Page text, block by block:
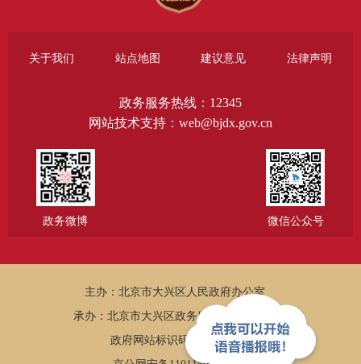
关于我们 站点地图 建议意见 法律声明
政务服务热线：12345
网站技术支持：web@bjdx.gov.cn
政务微博 微信公众号
主办：北京市大兴区人民政府办公室
承办：北京市大兴区政务服务和数据管理局
政府网站标识码：1101150005